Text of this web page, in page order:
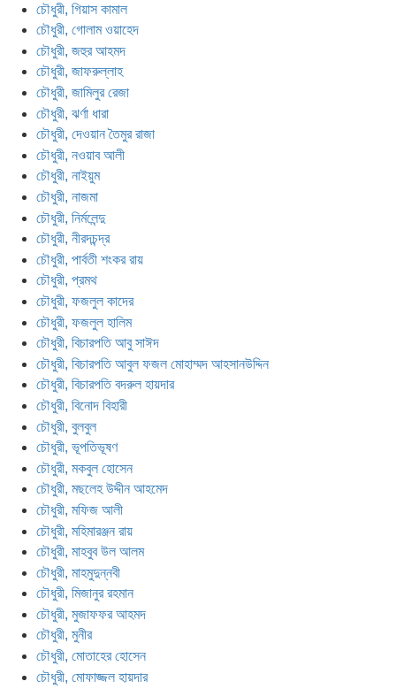
চৌধুরী, গিয়াস কামাল
চৌধুরী, গোলাম ওয়াহেদ
চৌধুরী, জহুর আহমদ
চৌধুরী, জাফরুল্লাহ
চৌধুরী, জামিলুর রেজা
চৌধুরী, ঝর্ণা ধারা
চৌধুরী, দেওয়ান তৈমুর রাজা
চৌধুরী, নওয়াব আলী
চৌধুরী, নাইয়ুম
চৌধুরী, নাজমা
চৌধুরী, নির্মলেন্দু
চৌধুরী, নীরদচন্দ্র
চৌধুরী, পার্বতী শংকর রায়
চৌধুরী, প্রমথ
চৌধুরী, ফজলুল কাদের
চৌধুরী, ফজলুল হালিম
চৌধুরী, বিচারপতি আবু সাঈদ
চৌধুরী, বিচারপতি আবুল ফজল মোহাম্মদ আহসানউদ্দিন
চৌধুরী, বিচারপতি বদরুল হায়দার
চৌধুরী, বিনোদ বিহারী
চৌধুরী, বুলবুল
চৌধুরী, ভূপতিভূষণ
চৌধুরী, মকবুল হোসেন
চৌধুরী, মছলেহ উদ্দীন আহমেদ
চৌধুরী, মফিজ আলী
চৌধুরী, মহিমারঞ্জন রায়
চৌধুরী, মাহবুব উল আলম
চৌধুরী, মাহমুদুন্নবী
চৌধুরী, মিজানুর রহমান
চৌধুরী, মুজাফফর আহমদ
চৌধুরী, মুনীর
চৌধুরী, মোতাহের হোসেন
চৌধুরী, মোফাজ্জল হায়দার